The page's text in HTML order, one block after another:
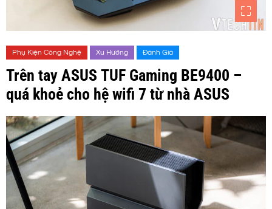
Phụ Kiện Công Nghệ Xu Hướng Đánh Giá
Trên tay ASUS TUF Gaming BE9400 –
quá khoẻ cho hệ wifi 7 từ nhà ASUS